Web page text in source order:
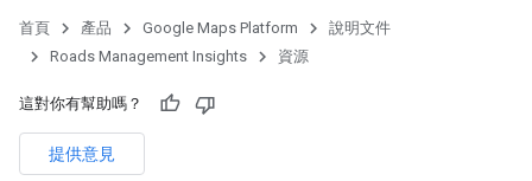
首頁 產品 Google Maps Platform
說明文件
Roads Management Insights
資源
這對你有幫助嗎？
提供意見